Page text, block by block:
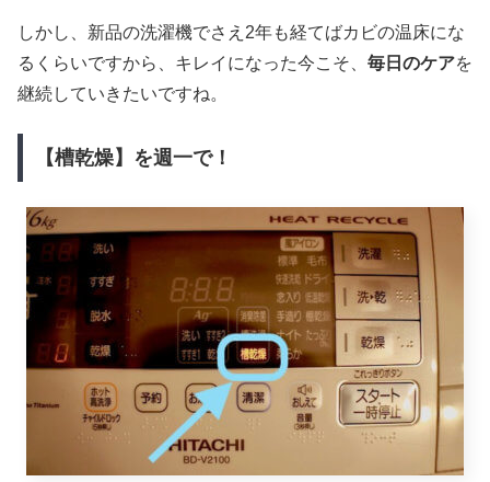
しかし、新品の洗濯機でさえ2年も経てばカビの温床にな
るくらいですから、キレイになった今こそ、 毎日のケアを
継続していきたいですね。
【槽乾燥】を週一で！